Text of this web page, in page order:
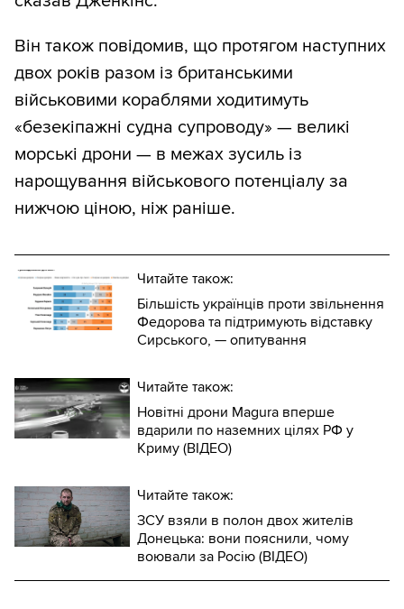
Він також повідомив, що протягом наступних
двох років разом із британськими
військовими кораблями ходитимуть
«безекіпажні судна супроводу» — великі
морські дрони — в межах зусиль із
нарощування військового потенціалу за
нижчою ціною, ніж раніше.
Читайте також:
Більшість українців проти звільнення
Федорова та підтримують відставку
Сирського, — опитування
Читайте також:
Новітні дрони Magura вперше
вдарили по наземних цілях РФ у
Криму (ВІДЕО)
Читайте також:
ЗСУ взяли в полон двох жителів
Донецька: вони пояснили, чому
воювали за Росію (ВІДЕО)